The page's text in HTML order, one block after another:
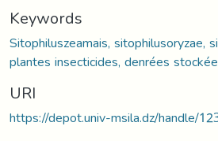
Keywords
Sitophiluszeamais, sitophilusoryzae,
plantes insecticides, denrées
URI
https://depot.univ-msila.dz/handle/